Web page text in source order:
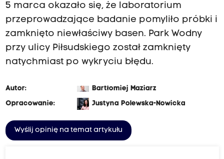
5 marca okazało się, że laboratorium
przeprowadzające badanie pomyliło próbki i
zamknięto niewłaściwy basen. Park Wodny
przy ulicy Piłsudskiego został zamknięty
natychmiast po wykryciu błędu.
i
-
c
z
a
n
a
-
Autor:
Bartłomiej Maziarz
Opracowanie:
Justyna Polewska-Nowicka
Wyślij opinię na temat artykułu